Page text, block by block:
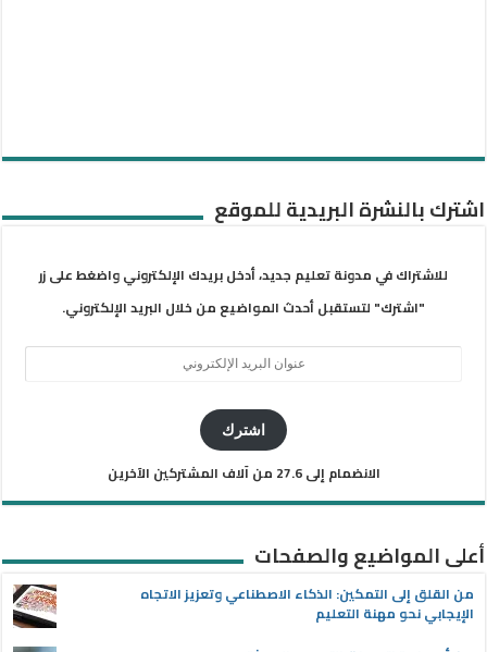
اشترك بالنشرة البريدية للموقع
للاشتراك في مدونة تعليم جديد، أدخل بريدك الإلكتروني واضغط على زر
"اشترك" لتستقبل أحدث المواضيع من خلال البريد الإلكتروني.
اشترك
الانضمام إلى 27.6 من آلاف المشتركين الآخرين
أعلى المواضيع والصفحات
من القلق إلى التمكين: الذكاء الاصطناعي وتعزيز الاتجاه
الإيجابي نحو مهنة التعليم